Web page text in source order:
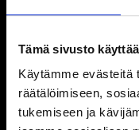
Tämä sivusto
Käytämme evästeitä
räätälöimiseen,
tukemiseen ja